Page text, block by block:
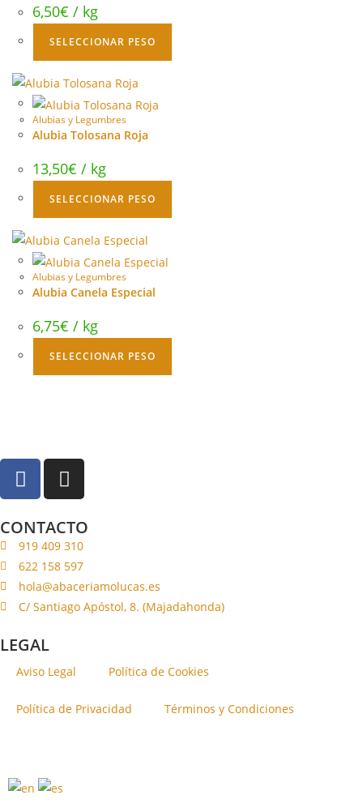
6,50€ / kg
SELECCIONAR PESO
Alubias y Legumbres
Alubia Tolosana Roja
13,50€ / kg
SELECCIONAR PESO
Alubias y Legumbres
Alubia Canela Especial
6,75€ / kg
SELECCIONAR PESO
CONTACTO
919 409 310
622 158 597
hola@abaceriamolucas.es
C/ Santiago Apóstol, 8. (Majadahonda)
LEGAL
Aviso Legal Política de Cookies
Política de Privacidad Términos y Condiciones